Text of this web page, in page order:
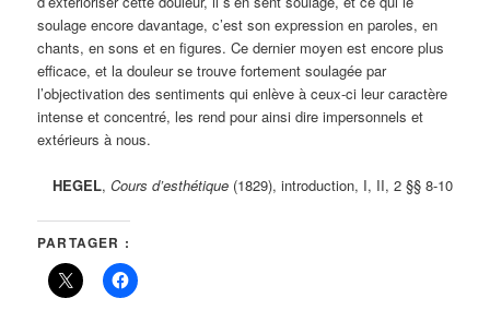
soulage encore davantage, c’est son expression en paroles, en
chants, en sons et en figures. Ce dernier moyen est encore plus
efficace, et la douleur se trouve fortement soulagée par
l’objectivation des sentiments qui enlève à ceux-ci leur caractère
intense et concentré, les rend pour ainsi dire impersonnels et
extérieurs à nous.
HEGEL, Cours d’esthétique(1829), introduction, I, II, 2 §§ 8-10
PARTAGER :